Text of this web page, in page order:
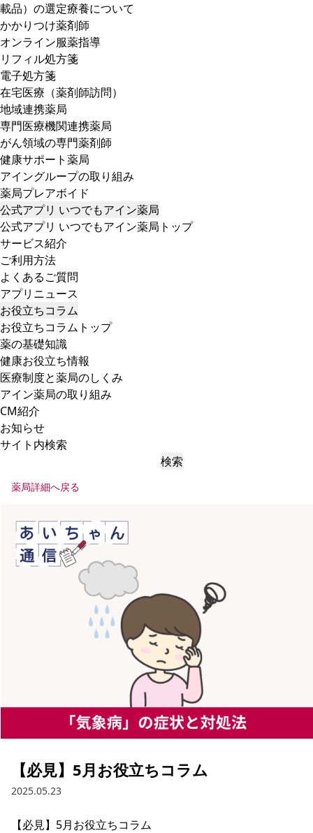
載品）の選定療養について
かかりつけ薬剤師
オンライン服薬指導
リフィル処方箋
電子処方箋
在宅医療（薬剤師訪問）
地域連携薬局
専門医療機関連携薬局
がん領域の専門薬剤師
健康サポート薬局
アイングループの取り組み
薬局プレアボイド
公式アプリ いつでもアイン薬局
公式アプリ いつでもアイン薬局トップ
サービス紹介
ご利用方法
よくあるご質問
アプリニュース
お役立ちコラム
お役立ちコラムトップ
薬の基礎知識
健康お役立ち情報
医療制度と薬局のしくみ
アイン薬局の取り組み
CM紹介
お知らせ
サイト内検索
検索
薬局詳細へ戻る
【必見】5月お役立ちコラム
2025.05.23
【必見】5月お役立ちコラム